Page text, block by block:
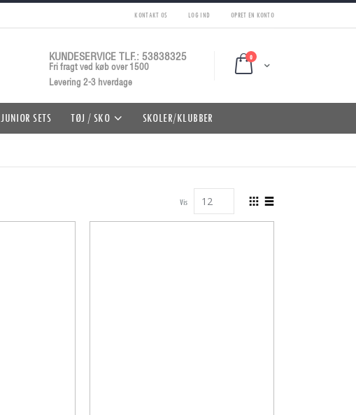
KONTAKT OS LOG IND OPRET EN KONTO
Cart
0
KUNDESERVICE TLF.: 53838325
Fri fragt ved køb over 1500
Levering 2-3 hverdage
JUNIOR SETS TØJ / SKO SKOLER/KLUBBER
Vis
GitterListe
Vis